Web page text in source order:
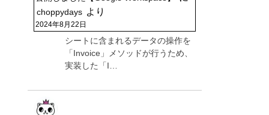
choppydays より
2024年8月22日
シートに含まれるデータの操作を
「Invoice」メソッドが行うため、
実装した「I…